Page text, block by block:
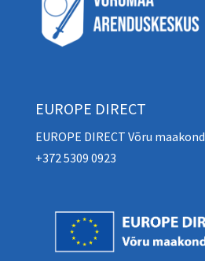
EUROPE DIRECT
EUROPE DIRECT Võru maakond
+372 5309 0923